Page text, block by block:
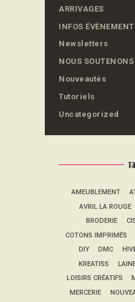
ARRIVAGES
INFOS
Newsletters
NOUS SOUTENONS
Nouveautés
Tutoriels
Uncategorized
AMEUBLEMENT
AVRIL LA ROUGE
BRODERIE
COTONS IMPRIMÉS
DIY
DMC
KREATISS
LOISIRS CRÉATIFS
MERCERIE